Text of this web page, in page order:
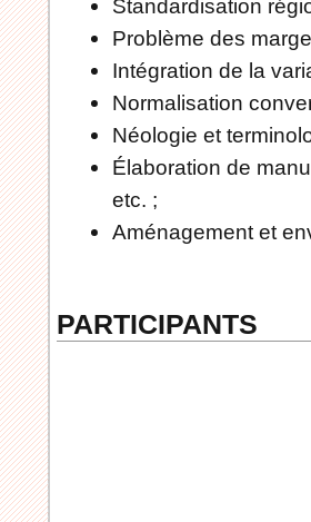
Standardisation
Problème des
Intégration de la
Normalisation
Néologie et
Élaboration de
etc. ;
Aménagement et
PARTICIPANTS